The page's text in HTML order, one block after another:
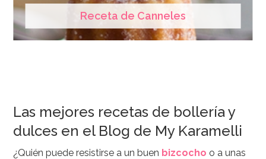
Receta de Canneles
Las mejores recetas de bollería y
dulces en el Blog de My Karamelli
¿Quién puede resistirse a un buen bizcocho o a unas